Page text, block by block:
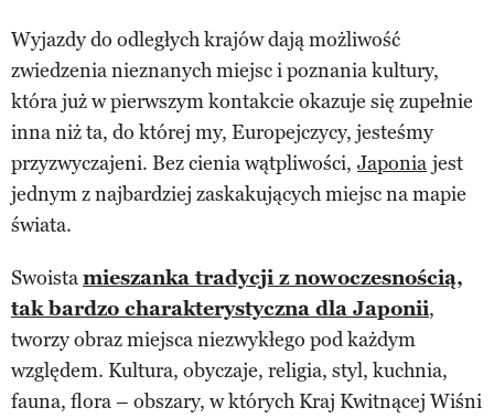
Wyjazdy do odległych krajów dają możliwość
zwiedzenia nieznanych miejsc i poznania kultury,
która już w pierwszym kontakcie okazuje się zupełnie
inna niż ta, do której my, Europejczycy, jesteśmy
przyzwyczajeni. Bez cienia wątpliwości, Japonia jest
jednym z najbardziej zaskakujących miejsc na mapie
świata.
Swoistamieszanka tradycji z nowoczesnością,
tak bardzo charakterystyczna dla Japonii,
tworzy obraz miejsca niezwykłego pod każdym
względem. Kultura, obyczaje, religia, styl, kuchnia,
fauna, flora – obszary, w których Kraj Kwitnącej Wiśni